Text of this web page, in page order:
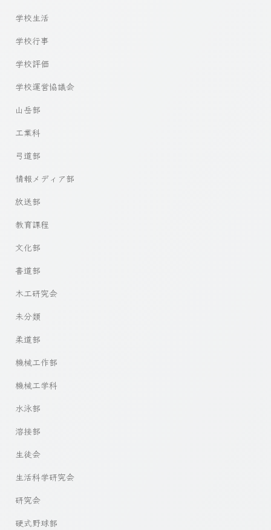
学校生活
学校行事
学校評価
学校運営協議会
山岳部
工業科
弓道部
情報メディア部
放送部
教育課程
文化部
書道部
木工研究会
未分類
柔道部
機械工作部
機械工学科
水泳部
溶接部
生徒会
生活科学研究会
研究会
硬式野球部